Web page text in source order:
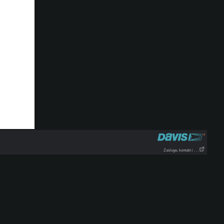
Zasluge, kontakt i . . .